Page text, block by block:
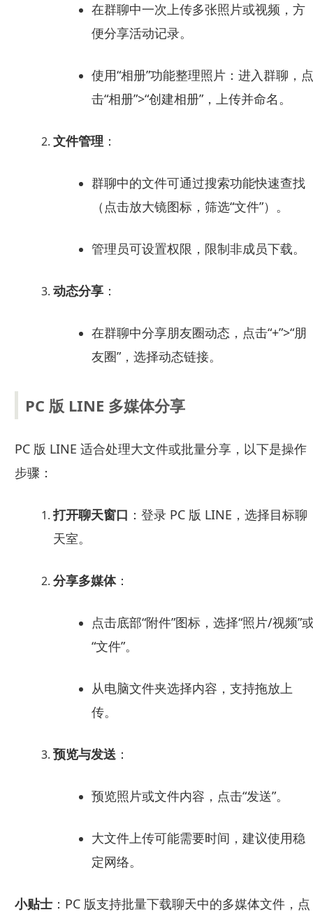
在群聊中一次上传多张照片或视频，方
便分享活动记录。
使用“相册”功能整理照片：进入群聊，点
击“相册”>“创建相册”，上传并命名。
文件管理 ：
群聊中的文件可通过搜索功能快速查找
（点击放大镜图标，筛选“文件”）。
管理员可设置权限，限制非成员下载。
动态分享：
在群聊中分享朋友圈动态，点击“+”>“朋
友圈”，选择动态链接。
PC 版 LINE 多媒体分享
PC 版 LINE 适合处理大文件或批量分享，以下是操作
步骤：
打开聊天窗口 ：登录 PC 版 LINE，选择目标聊
天室。
分享多媒体：
点击底部“附件”图标，选择“照片/视频”
“文件”。
从电脑文件夹选择内容，支持拖放上
传。
预览与发送：
预览照片或文件内容，点击“发送”。
大文件上传可能需要时间，建议使用稳
定网络。
小贴士：PC 版支持批量下载聊天中的多媒体文件，点